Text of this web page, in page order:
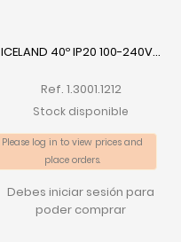
ICELAND 40º IP20 100-240V...
Ref. 1.3001.1212
Stock disponible
Please log in to view prices and
place orders.
Debes iniciar sesión para
poder comprar